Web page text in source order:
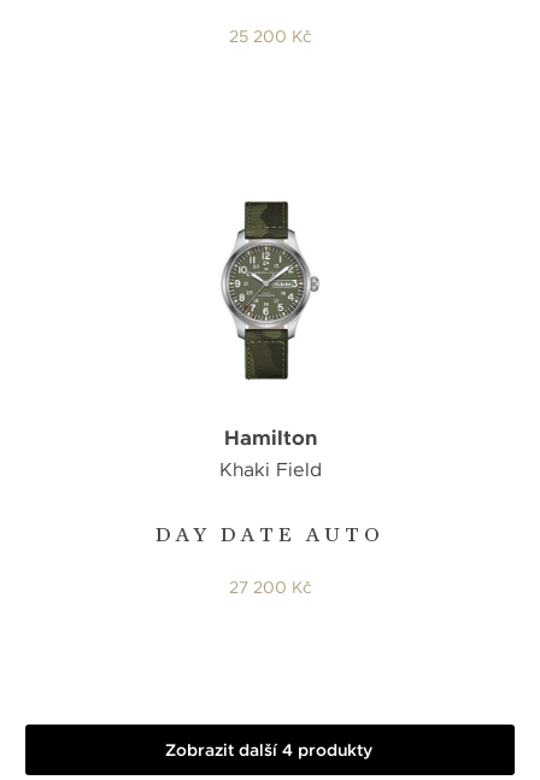
25 200 Kč
DAY DATE AUTO
Hamilton
Khaki Field
27 200 Kč
Zobrazit další 4 produkty